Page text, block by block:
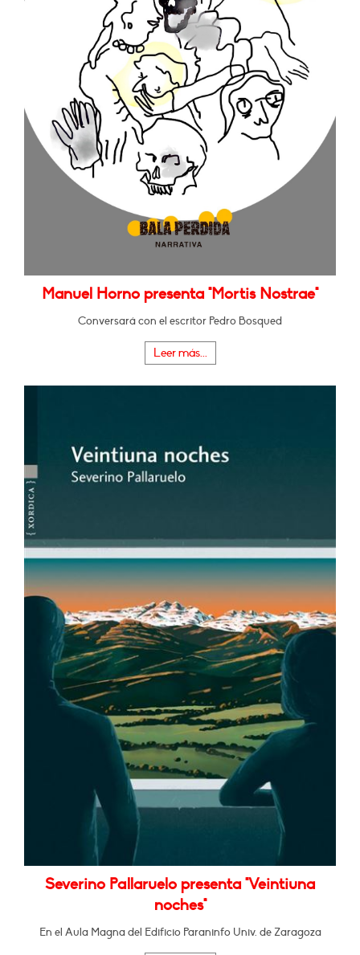
Manuel Horno presenta "Mortis Nostrae"
Conversará con el escritor Pedro Bosqued
Leer más...
Severino Pallaruelo presenta "Veintiuna
noches"
En el Aula Magna del Edificio Paraninfo Univ. de Zaragoza